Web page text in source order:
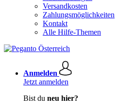
Versandkosten
Zahlungsmöglichkeiten
Kontakt
Alle Hilfe-Themen
Anmelden
Jetzt anmelden
Bist du neu hier?